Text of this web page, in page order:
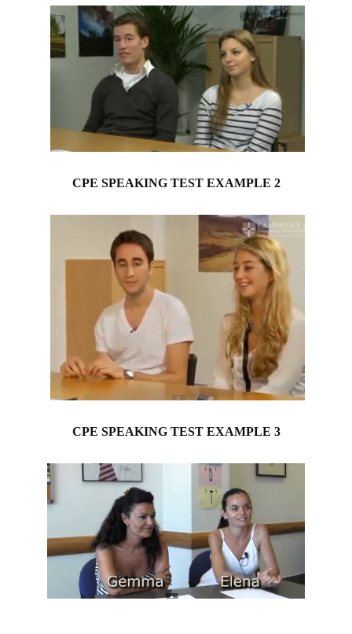
CPE SPEAKING TEST EXAMPLE 2
CPE SPEAKING TEST EXAMPLE 3